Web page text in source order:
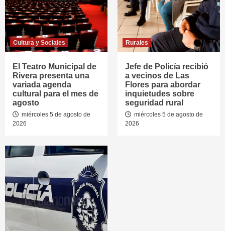
Cultura y Sociales
El Teatro Municipal de
Rivera presenta una
variada agenda
cultural para el mes de
agosto
miércoles 5 de agosto de
2026
Rurales
Jefe de Policía recibió
a vecinos de Las
Flores para abordar
inquietudes sobre
seguridad rural
miércoles 5 de agosto de
2026